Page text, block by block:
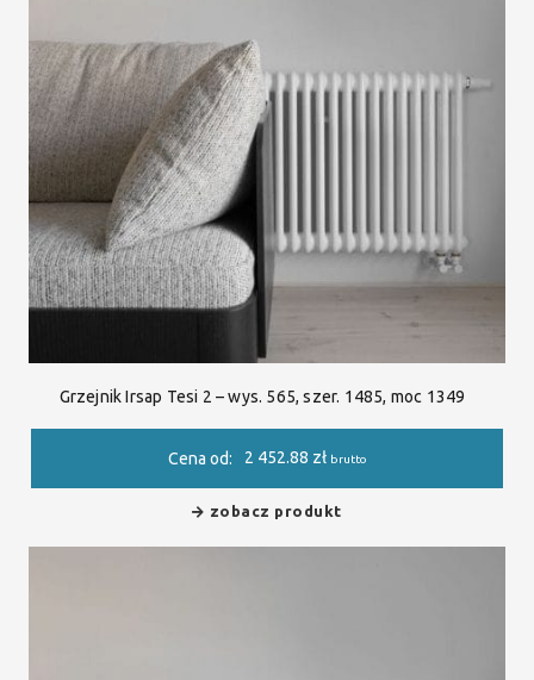
Grzejnik Irsap Tesi 2 – wys. 565, szer. 1485, moc 1349
Cena od: 2 452.88 zł brutto
zobacz produkt